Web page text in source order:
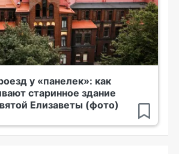
у «панелек»: как
старинное здание
Елизаветы (фото)